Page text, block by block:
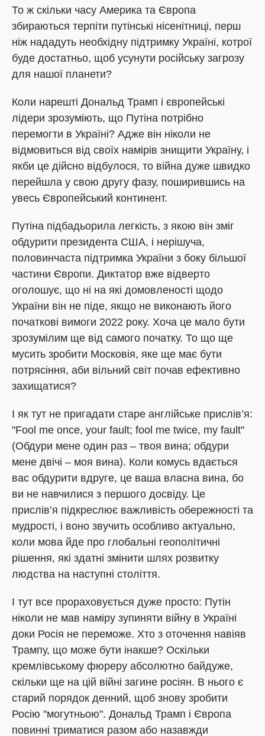
То ж скільки часу Америка та Європа
збираються терпіти путінські нісенітниці, перш
ніж нададуть необхідну підтримку Україні, котрої
буде достатньо, щоб усунути російську загрозу
для нашої планети?
Коли нарешті Дональд Трамп і європейські
лідери зрозуміють, що Путіна потрібно
перемогти в Україні? Адже він ніколи не
відмовиться від своїх намірів знищити Україну, і
якби це дійсно відбулося, то війна дуже швидко
перейшла у свою другу фазу, поширившись на
увесь Європейський континент.
Путіна підбадьорила легкість, з якою він зміг
обдурити президента США, і нерішуча,
половинчаста підтримка України з боку більшої
частини Європи. Диктатор вже відверто
оголошує, що ні на які домовленості щодо
України він не піде, якщо не виконають його
початкові вимоги 2022 року. Хоча це мало бути
зрозумілим ще від самого початку. То що ще
мусить зробити Московія, яке ще має бути
потрясіння, аби вільний світ почав ефективно
захищатися?
І як тут не пригадати старе англійське прислів’я:
"Fool me once, your fault; fool me twice, my fault"
(Обдури мене один раз – твоя вина; обдури
мене двічі – моя вина). Коли комусь вдається
вас обдурити вдруге, це ваша власна вина, бо
ви не навчилися з першого досвіду. Це
прислів’я підкреслює важливість обережності та
мудрості, і воно звучить особливо актуально,
коли мова йде про глобальні геополітичні
рішення, які здатні змінити шлях розвитку
людства на наступні століття.
І тут все прораховується дуже просто: Путін
ніколи не мав наміру зупиняти війну в Україні
доки Росія не переможе. Хто з оточення навіяв
Трампу, що може бути інакше? Оскільки
кремлівському фюреру абсолютно байдуже,
скільки ще на цій війні загине росіян. В нього є
старий порядок денний, щоб знову зробити
Росію "могутньою". Дональд Трамп і Європа
повинні триматися разом або назавжди